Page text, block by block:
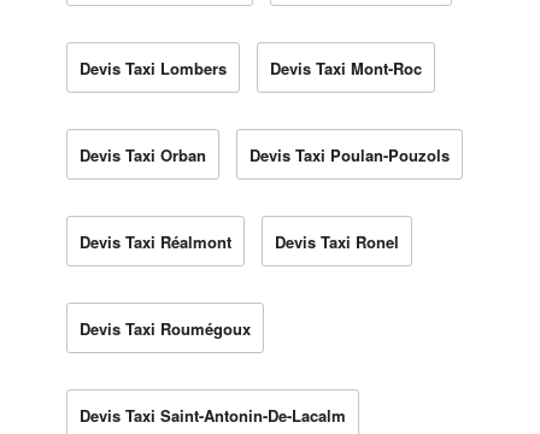
Devis Taxi Lombers Devis Taxi Mont-Roc
Devis Taxi Orban Devis Taxi Poulan-Pouzols
Devis Taxi Réalmont Devis Taxi Ronel
Devis Taxi Roumégoux
Devis Taxi Saint-Antonin-De-Lacalm